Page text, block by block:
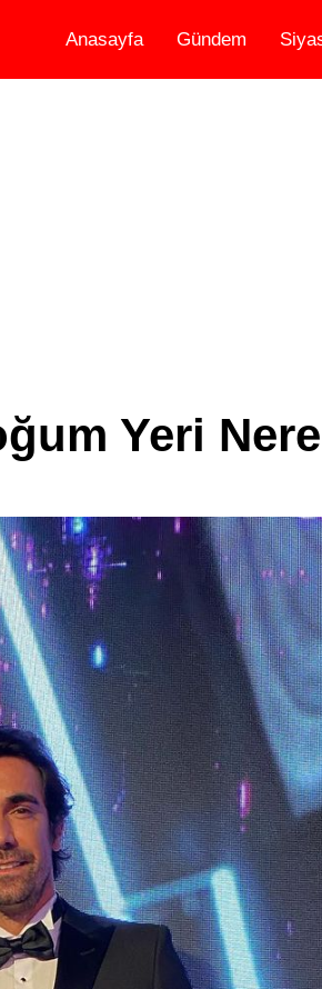
Anasayfa Gündem
Yeri